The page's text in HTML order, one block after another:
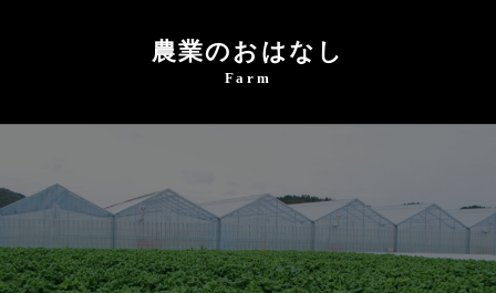
農業のおはなし
Farm